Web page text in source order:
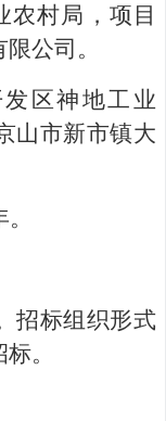
农村局，项目
公司。
区神地工业
山市新市镇大
招标组织形式
。